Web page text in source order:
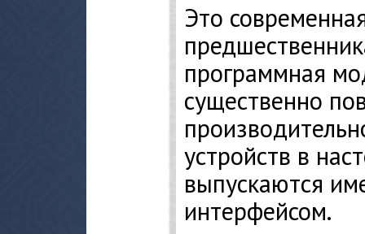
Это
программная
существенно
устройств в
выпускаются
интерфейсом.